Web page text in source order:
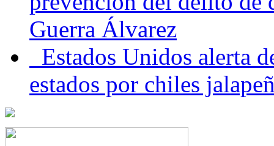
Guerra Álvarez
Estados Unidos alerta
estados por chiles